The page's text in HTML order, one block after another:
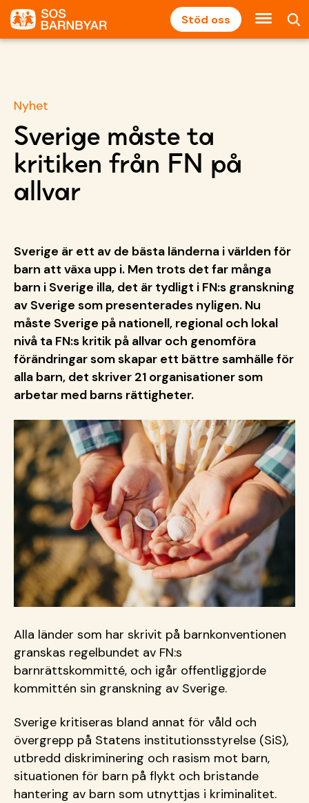
Stöd oss
Nyhet
Sverige måste ta
kritiken från FN på
allvar
Sverige är ett av de bästa länderna i världen för
barn att växa upp i. Men trots det far många
barn i Sverige illa, det är tydligt i FN:s granskning
av Sverige som presenterades nyligen. Nu
måste Sverige på nationell, regional och lokal
nivå ta FN:s kritik på allvar och genomföra
förändringar som skapar ett bättre samhälle för
alla barn, det skriver 21 organisationer som
arbetar med barns rättigheter.
Alla länder som har skrivit på barnkonventionen
granskas regelbundet av FN:s
barnrättskommitté, och igår offentliggjorde
kommittén sin granskning av Sverige.
Sverige kritiseras bland annat för våld och
övergrepp på Statens institutionsstyrelse (SiS),
utbredd diskriminering och rasism mot barn,
situationen för barn på flykt och bristande
hantering av barn som utnyttjas i kriminalitet.